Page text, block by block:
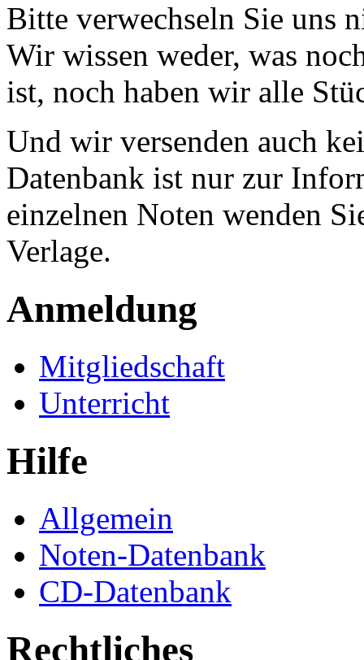
Bitte verwechseln Sie uns
Wir wissen weder, was
ist, noch haben wir alle
Und wir versenden auch
Datenbank ist nur zur
einzelnen Noten wenden
Verlage.
Anmeldung
Mitgliedschaft
Unterricht
Hilfe
Allgemein
Noten-Datenbank
CD-Datenbank
Rechtliches